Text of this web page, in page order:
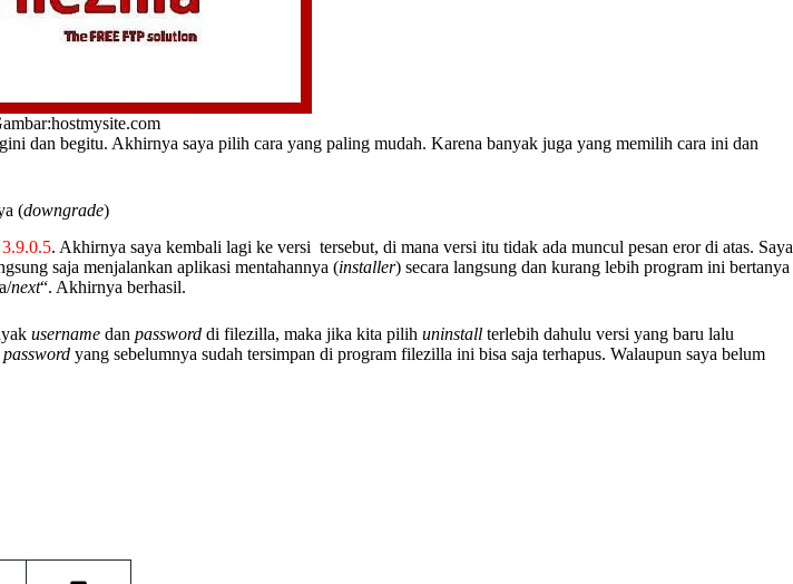
dan begitu. Akhirnya saya pilih cara yang paling mudah. Karena banyak juga yang memilih cara ini dan
(downgrade)
. Akhirnya saya kembali lagi ke versi tersebut, di mana versi itu tidak ada muncul pesan eror di atas. Saya
saja menjalankan aplikasi mentahannya (installer) secara langsung dan kurang lebih program ini bertanya
next“. Akhirnya berhasil.
username dan password di filezilla, maka jika kita pilih uninstall terlebih dahulu versi yang baru lalu
password yang sebelumnya sudah tersimpan di program filezilla ini bisa saja terhapus. Walaupun saya belum